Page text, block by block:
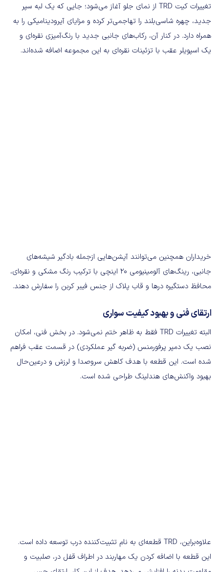
تغییرات کیت TRD از نمای جلو آغاز می‌شود؛ جایی که یک لبه سپر
جدید، چهره شاسی‌بلند را تهاجمی‌تر کرده و مزایای آیرودینامیکی را به
همراه دارد. در کنار آن، رکاب‌های جانبی جدید با رنگ‌آمیزی نقره‌ای و
یک اسپویلر عقب با تزئینات نقره‌ای به این مجموعه اضافه شده‌اند.
خریداران همچنین می‌توانند آپشن‌هایی ازجمله بادگیر شیشه‌های
جانبی، رینگ‌های آلومینیومی ۲۰ اینچی با ترکیب رنگ مشکی و نقره‌ای،
محافظ‌ دستگیره درها و قاب پلاک از جنس فیبر کربن را سفارش دهند.
ارتقای فنی و بهبود کیفیت سواری
البته تغییرات TRD فقط به ظاهر ختم نمی‌شود. در بخش فنی، امکان
نصب یک دمپر پرفورمنس (ضربه گیر عملکردی) در قسمت عقب فراهم
شده است. این قطعه با هدف کاهش سروصدا و لرزش و درعین‌حال
بهبود واکنش‌های هندلینگ طراحی شده است.
علاوه‌براین، TRD قطعه‌ای به نام تثبیت‌کننده درب توسعه داده است.
این قطعه با اضافه کردن یک مهاربند در اطراف قفل در، صلبیت و